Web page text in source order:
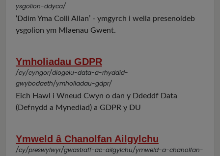
ysgolion-ddyca/
‘Ddim Yma Colli Allan’ - ymgyrch i wella presenoldeb
ysgolion ym Mlaenau Gwent.
Ymholiadau GDPR
/cy/cyngor/diogelu-data-a-rhyddid-
gwybodaeth/ymholiadau-gdpr/
Eich Hawl i Wneud Cwyn o dan y Ddeddf Data
(Defnydd a Mynediad) a GDPR y DU
Ymweld â Chanolfan Ailgylchu
/cy/preswylwyr/gwastraff-ac-ailgylchu/ymweld-a-chanolfan-